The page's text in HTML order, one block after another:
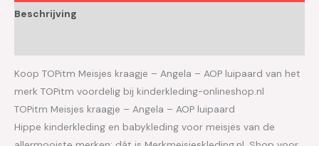
Beschrijving
Koop TOPitm Meisjes kraagje – Angela – AOP luipaard van het
merk TOPitm voordelig bij kinderkleding-onlineshop.nl
TOPitm Meisjes kraagje – Angela – AOP luipaard
Hippe kinderkleding en babykleding voor meisjes van de